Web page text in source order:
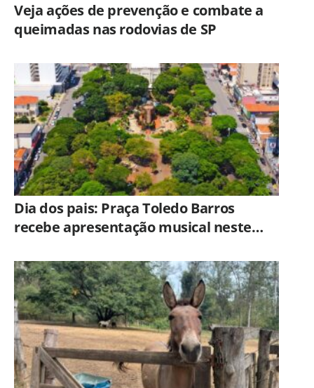
Veja ações de prevenção e combate a
queimadas nas rodovias de SP
Dia dos pais: Praça Toledo Barros
recebe apresentação musical neste